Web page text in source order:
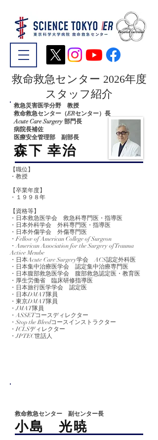
救命救急センター 2026年度
スタッフ紹介
救急災害医学分野 教授
救命救急センター（ERセンター）長
Acute Care Surgery 部門長
病院長補佐
医療安全管理部 副部長
森下 幸治
【職位】
・教授
【卒業年度】
​・１９９８年
【資格等】
・日本救急医学会 救急科専門医・指導医
・日本外科学会 外科専門医・指導医
・日本外傷学会 外傷専門医
・Fellow of American College of Surgeon
・American Association for the Surgery of Trauma
Active Membe
・日本Acute Care Surgery学会 ACS認定外科医
・日本集中治療医学会 認定集中治療専門医
・日本腹部救急医学会 腹部救急認定医・教育医
・厚生労働省 臨床研修指導医
​・日本旅行医学学会 認定医
・日本DMAT隊員
・東京DMAT隊員
​・JMAT隊員
・ASSETコースディレクター
​・Stop the Bleedコースインストラクター
・ICLSディレクター
​・JPTEC世話人
救命救急センター 副センター長
​小島 光暁